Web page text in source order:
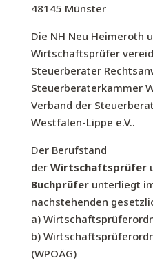
48145 Münster
Die NH Neu Heimeroth
Wirtschaftsprüfer
Steuerberater
Steuerberaterkammer
Verband der
Westfalen-Lippe e.V..
Der Berufstand
der Wirtschaftsprüfer
Buchprüferunterliegt
nachstehenden
a)
b)
(WPOÄG)